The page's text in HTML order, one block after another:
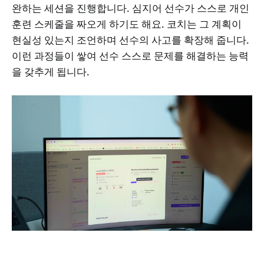
완하는 세션을 진행합니다. 심지어 선수가 스스로 개인
훈련 스케줄을 짜오게 하기도 해요. 코치는 그 계획이
현실성 있는지 조언하며 선수의 사고를 확장해 줍니다.
이런 과정들이 쌓여 선수 스스로 문제를 해결하는 능력
을 갖추게 됩니다.